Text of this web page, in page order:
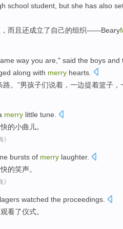
school student , but she has also
，而且 还成立了 自己的组织——Beary
way you are," said the boys and
along with merry hearts
路。”男孩子们说着， 一边提着篮子
merry little tune.
的小曲儿。
bursts of merry laughter.
的笑声。
watched the proceedings
观看了仪式。